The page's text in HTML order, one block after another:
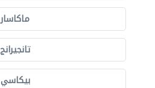
ماكاسار
تانجيرانج
بيكاسي